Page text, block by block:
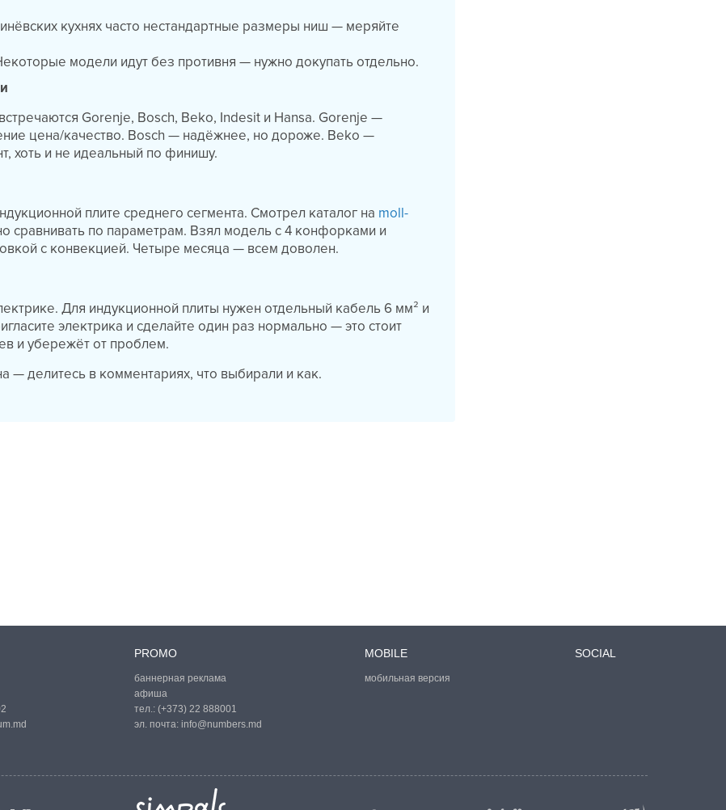
кухнях часто нестандартные размеры ниш — меряйте
модели идут без противня — нужно докупать отдельно.
Gorenje, Bosch, Beko, Indesit и Hansa. Gorenje —
цена/качество. Bosch — надёжнее, но дороже. Beko —
хоть и не идеальный по финишу.
плите среднего сегмента. Смотрел каталог на moll-
сравнивать по параметрам. Взял модель с 4 конфорками и
с конвекцией. Четыре месяца — всем доволен.
Для индукционной плиты нужен отдельный кабель 6 мм² и
электрика и сделайте один раз нормально — это стоит
и убережёт от проблем.
— делитесь в комментариях, что выбирали и как.
PROMO
баннерная реклама
афиша
тел.: (+373) 22 888001
эл. почта: info@numbers.md
MOBILE
мобильная версия
SOCIAL